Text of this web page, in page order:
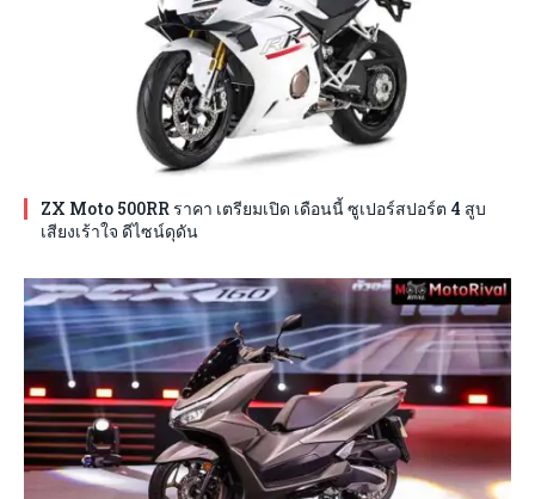
ZX Moto 500RR ราคา เตรียมเปิด เดือนนี้ ซูเปอร์สปอร์ต 4 สูบ
เสียงเร้าใจ ดีไซน์ดุดัน